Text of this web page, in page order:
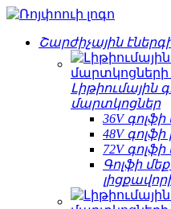
Շարժիչային
Լիթիումային
մարտկոցներ
36V
48V
72V
Գոլֆի